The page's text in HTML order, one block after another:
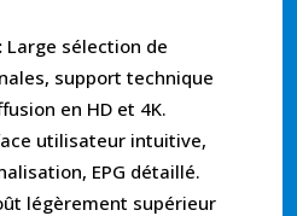
Large sélection de
support technique
en HD et 4K.
utilisateur intuitive,
EPG détaillé.
légèrement supérieur